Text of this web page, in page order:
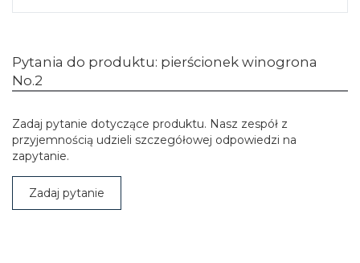
Pytania do produktu: pierścionek winogrona
No.2
Zadaj pytanie dotyczące produktu. Nasz zespół z
przyjemnością udzieli szczegółowej odpowiedzi na
zapytanie.
Zadaj pytanie